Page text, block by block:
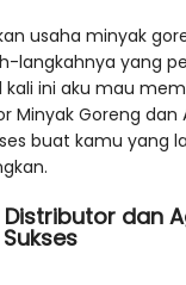
usaha minyak
langkahnya yang
ini aku mau
Minyak Goreng dan
buat kamu yang
dan